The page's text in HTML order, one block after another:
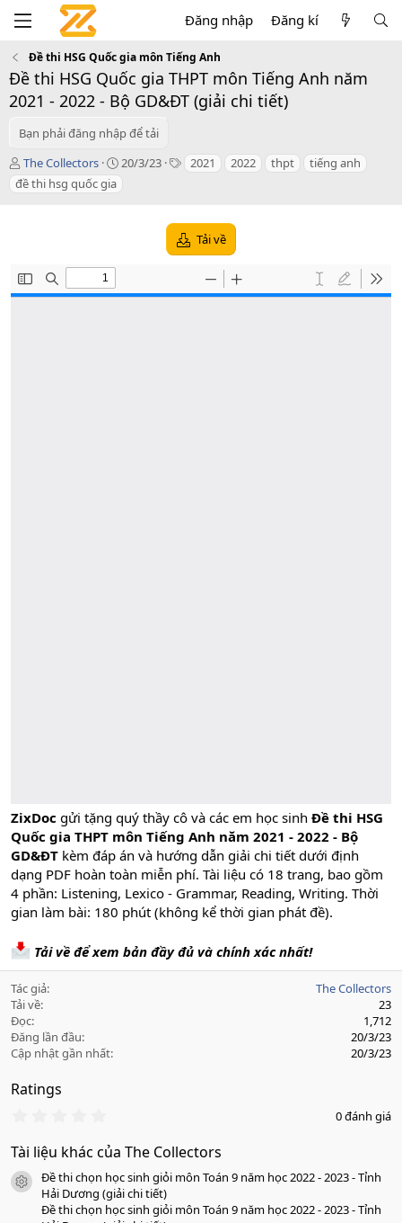
Đăng nhập Đăng kí
Đề thi HSG Quốc gia môn Tiếng Anh
Đề thi HSG Quốc gia THPT môn Tiếng Anh năm
2021 - 2022 - Bộ GD&ĐT (giải chi tiết)
Bạn phải đăng nhập để tải
T
á
c
The Collectors
C
d
20/3/23
T 2021 2022 thpt
tiếng anh
đề thi hsg quốc gia
Tải về
ZixDoc gửi tặng quý thầy cô và các em học sinh Đề thi HSG
Quốc gia THPT môn Tiếng Anh năm 2021 - 2022 - Bộ
GD&ĐT kèm đáp án và hướng dẫn giải chi tiết dưới định
dạng PDF hoàn toàn miễn phí. Tài liệu có 18 trang, bao gồm
4 phần: Listening, Lexico - Grammar, Reading, Writing. Thời
gian làm bài: 180 phút (không kể thời gian phát đề).
Tải về để xem bản đầy đủ và chính xác nhất!
Tác giả
The Collectors
Tải về
23
Đọc
1,712
Đăng lần đầu
20/3/23
Cập nhật gần nhất
20/3/23
Ratings
0
0
a
o
0 đánh giá
Tài liệu khác của The Collectors
icon tài liệu
Đề thi chọn học sinh giỏi môn Toán 9 năm học 2022 - 2023 - Tỉnh
Hải Dương (giải chi tiết)
Đề thi chọn học sinh giỏi môn Toán 9 năm học 2022 - 2023 - Tỉnh